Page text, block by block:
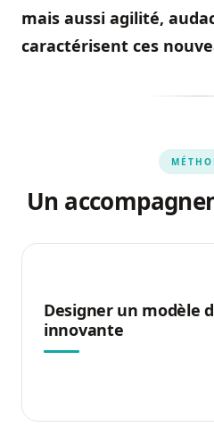
mais aussi agilité,
caractérisent ces
Un
Designer un modèle
innovante